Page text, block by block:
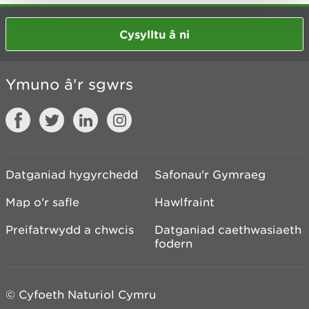
Cysylltu â ni
Ymuno â'r sgwrs
Datganiad hygyrchedd
Safonau'r Gymraeg
Map o'r safle
Hawlfraint
Preifatrwydd a chwcis
Datganiad caethwasiaeth
fodern
© Cyfoeth Naturiol Cymru